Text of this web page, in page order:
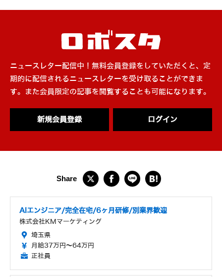
ニュースレター配信中！無料会員登録をしていただくと、定
期的に配信されるニュースレターを受け取ることができま
す。また会員限定の記事を閲覧することも可能になります。
新規会員登録 ログイン
AIエンジニア/完全在宅/6ヶ月研修/別業界歓迎
株式会社KMマーケティング
埼玉県
月給37万円～64万円
正社員